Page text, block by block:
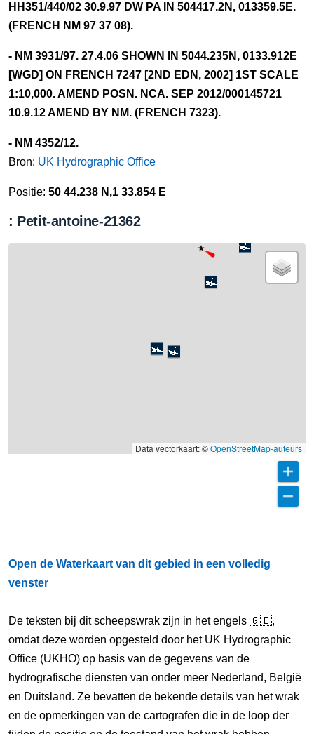
HH351/440/02 30.9.97 DW PA IN 504417.2N, 013359.5E.
(FRENCH NM 97 37 08).
- NM 3931/97. 27.4.06 SHOWN IN 5044.235N, 0133.912E
[WGD] ON FRENCH 7247 [2ND EDN, 2002] 1ST SCALE
1:10,000. AMEND POSN. NCA. SEP 2012/000145721
10.9.12 AMEND BY NM. (FRENCH 7323).
- NM 4352/12.
Bron: UK Hydrographic Office
Positie: 50 44.238 N,1 33.854 E
: Petit-antoine-21362
Data vectorkaart: ©OpenStreetMap-auteurs
Open de Waterkaart van dit gebied in een volledig
venster
De teksten bij dit scheepswrak zijn in het engels 🇬🇧,
omdat deze worden opgesteld door het UK Hydrographic
Office (UKHO) op basis van de gegevens van de
hydrografische diensten van onder meer Nederland, België
en Duitsland. Ze bevatten de bekende details van het wrak
en de opmerkingen van de cartografen die in de loop der